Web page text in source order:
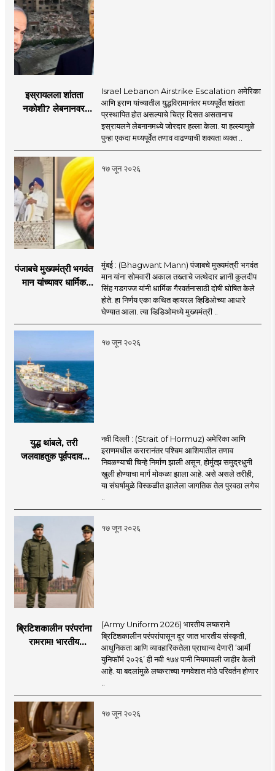
इस्रायलला शांतता
नकोशी? लेबनानवर
इराण-अमेरिकेत आरोप-
प्रत्यारोप
Israel Lebanon Airstrike Escalation अमेरिका
आणि इराण यांच्यातील युद्धविरामानंतर मध्यपूर्वेत शांतता
प्रस्थापित होत असल्याचे चित्र दिसत असतानाच
इस्रायलने लेबनानमध्ये जोरदार हल्ला केला. या हल्ल्यामुळे
पुन्हा एकदा मध्यपूर्वेत तणाव वाढण्याची शक्यता व्यक्त ..
१७ जून २०२६
पंजाबचे मुख्यमंत्री भगवंत
मान यांच्यावर धार्मिक
खळबळ
मुंबई : (Bhagwant Mann) पंजाबचे मुख्यमंत्री भगवंत
मान यांना सोमवारी अकाल तख्ताचे जत्थेदार ज्ञानी कुलदीप
सिंह गडगज्ज यांनी धार्मिक गैरवर्तनासाठी दोषी घोषित केले
होते. हा निर्णय एका कथित व्हायरल व्हिडिओच्या आधारे
घेण्यात आला. त्या व्हिडिओमध्ये मुख्यमंत्री ..
१७ जून २०२६
युद्ध थांबले, तरी
जलवाहतुक पूर्वपदावर
चिंता.
नवी दिल्ली : (Strait of Hormuz) अमेरिका आणि
इराणमधील करारानंतर पश्चिम आशियातील तणाव
निवळण्याची चिन्हे निर्माण झाली असून, होर्मुत्झ समुद्रधुनी
खुली होण्याचा मार्ग मोकळा झाला आहे. असे असले तरीही,
या संघर्षामुळे विस्कळीत झालेला जागतिक तेल पुरवठा लगेच
१७ जून २०२६
ब्रिटिशकालीन परंपरांना
रामराम! भारतीय
(Army Uniform 2026) भारतीय लष्कराने
ब्रिटिशकालीन परंपरांपासून दूर जात भारतीय संस्कृती,
आधुनिकता आणि व्यावहारिकतेला प्राधान्य देणारी ‘आर्मी
युनिफॉर्म २०२६’ ही नवी १७४ पानी नियमावली जाहीर केली
आहे. या बदलांमुळे लष्कराच्या गणवेशात मोठे परिवर्तन होणार
१७ जून २०२६